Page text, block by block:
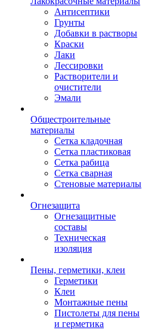
Антисептики
Грунты
Добавки в растворы
Краски
Лаки
Лессировки
Растворители и
очистители
Эмали
Общестроительные
материалы
Сетка кладочная
Сетка пластиковая
Сетка рабица
Сетка сварная
Стеновые материалы
Огнезащита
Огнезащитные
составы
Техническая
изоляция
Пены, герметики, клеи
Герметики
Клеи
Монтажные пены
Пистолеты для пены
и герметика